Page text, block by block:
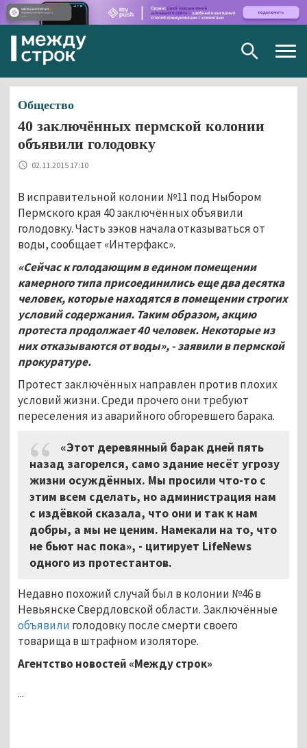
Общество
40 заключённых пермской колонии
объявили голодовку
02.11.2015 17:10
В исправительной колонии №11 под Ныбором
Пермского края 40 заключённых объявили
голодовку. Часть зэков начала отказываться от
воды, сообщает «Интерфакс».
«Сейчас к голодающим в едином помещении
камерного типа присоединились еще два десятка
человек, которые находятся в помещении строгих
условий содержания. Таким образом, акцию
протеста продолжает 40 человек. Некоторые из
них отказываются от воды», - заявили в пермской
прокуратуре.
Протест заключённых направлен против плохих
условий жизни. Среди прочего они требуют
переселения из аварийного обгоревшего барака.
«Этот деревянный барак дней пять
назад загорелся, само здание несёт угрозу
жизни осуждённых. Мы просили что-то с
этим всем сделать, но администрация нам
с издёвкой сказала, что они и так к нам
добры, а мы не ценим. Намекали на то, что
не бьют нас пока», - цитирует LifeNews
одного из протестантов.
Недавно похожий случай был в колонии №46 в
Невьянске Свердловской области. Заключённые
объявили голодовку после смерти своего
товарища в штрафном изоляторе.
Агентство новостей «Между строк»
...